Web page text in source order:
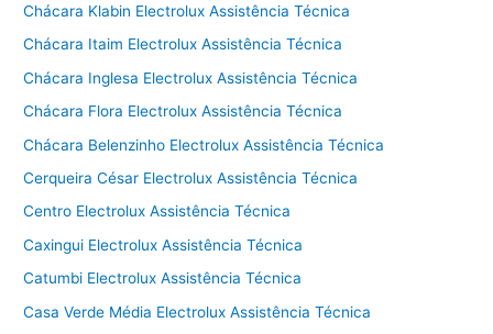
Chácara Klabin Electrolux Assistência Técnica
Chácara Itaim Electrolux Assistência Técnica
Chácara Inglesa Electrolux Assistência Técnica
Chácara Flora Electrolux Assistência Técnica
Chácara Belenzinho Electrolux Assistência Técnica
Cerqueira César Electrolux Assistência Técnica
Centro Electrolux Assistência Técnica
Caxingui Electrolux Assistência Técnica
Catumbi Electrolux Assistência Técnica
Casa Verde Média Electrolux Assistência Técnica